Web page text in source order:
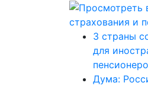
3 страны
для
Дума: